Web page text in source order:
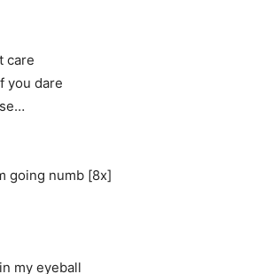
care
you dare
going numb [8x]
my eyeball